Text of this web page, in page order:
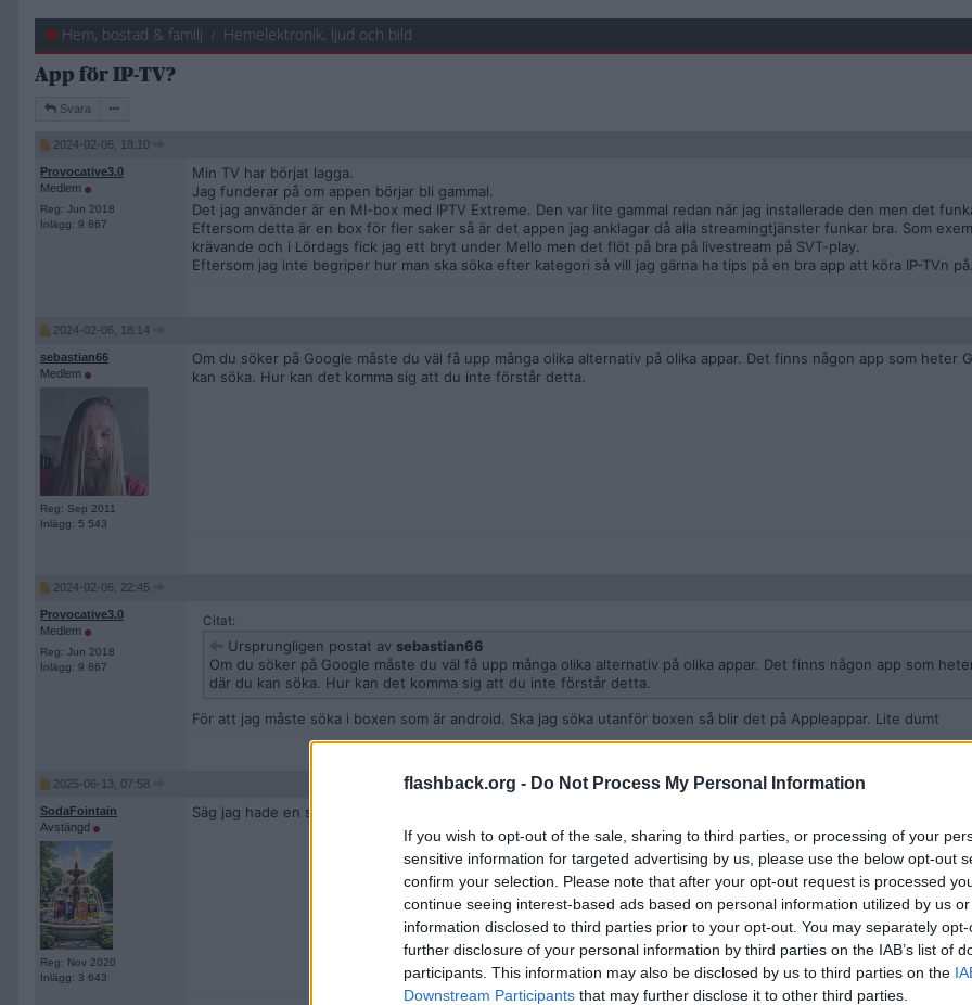
flashback.org - Do Not Process My Personal Information
If you wish to opt-out of the sale, sharing to third parties, or processing of your
sensitive information for targeted advertising by us, please use the below opt-out
confirm your selection. Please note that after your opt-out request is processed
continue seeing interest-based ads based on personal information utilized by us
information disclosed to third parties prior to your opt-out. You may separately
further disclosure of your personal information by third parties on the IAB’s list of
participants. This information may also be disclosed by us to third parties on the
Downstream Participants that may further disclose it to other third parties.
Hem, bostad & familj Hemelektronik, ljud och bild
App för IP-TV?
Svara
2024-02-06, 18:10
Provocative3.0
Medlem
Reg: Jun 2018
Inlägg: 9 867
Min TV har börjat lagga.
Jag funderar på om appen börjar bli gammal.
Det jag använder är en MI-box med IPTV Extreme. Den var lite gammal redan när jag installerade den men det
Eftersom detta är en box för fler saker så är det appen jag anklagar då alla streamingtjänster funkar bra. Som
krävande och i Lördags fick jag ett bryt under Mello men det flöt på bra på livestream på SVT-play.
Eftersom jag inte begriper hur man ska söka efter kategori så vill jag gärna ha tips på en bra app att köra IP-TVn på.
2024-02-06, 18:14
sebastian66
Medlem
Reg: Sep 2011
Inlägg: 5 543
Om du söker på Google måste du väl få upp många olika alternativ på olika appar. Det finns någon app som heter
kan söka. Hur kan det komma sig att du inte förstår detta.
2024-02-06, 22:45
Provocative3.0
Medlem
Reg: Jun 2018
Inlägg: 9 867
Citat:
Ursprungligen postat av sebastian66
Om du söker på Google måste du väl få upp många olika alternativ på olika appar. Det finns någon app som
där du kan söka. Hur kan det komma sig att du inte förstår detta.
För att jag måste söka i boxen som är android. Ska jag söka utanför boxen så blir det på Appleappar. Lite dumt
2025-06-13, 07:58
SodaFointain
Avstängd
Reg: Nov 2020
Inlägg: 3 643
Säg jag hade en som hette ip tv streamer. Är det ip tv gratis?